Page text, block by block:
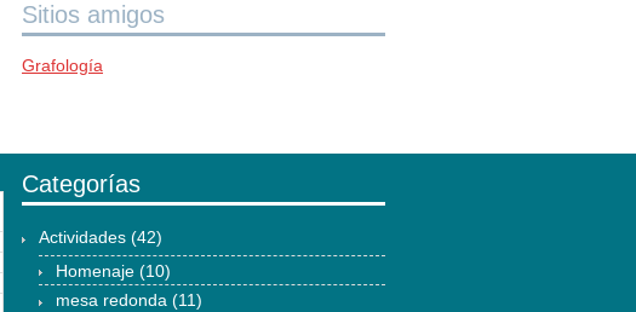
Sitios amigos
Grafología
Categorías
Actividades (42)
Homenaje (10)
mesa redonda (11)